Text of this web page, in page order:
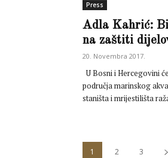
Press
Adla Kahrić:
na zaštiti
20. Novembra 2017.
U Bosni i Hercegovini
područja marinskog
staništa i mrijestilišta
1 2 3